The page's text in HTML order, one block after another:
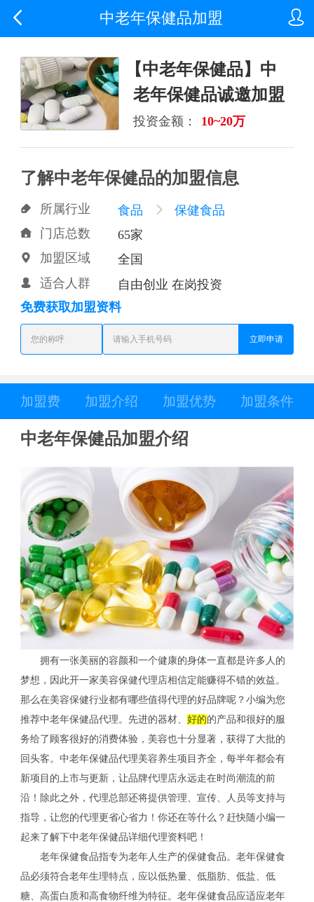

 中老年保健品加盟
【中老年保健品】中
老年保健品诚邀加盟
投资金额： 10~20万
了解中老年保健品的加盟信息
 所属行业 食品  保健食品
 门店总数 65家
 加盟区域 全国
 适合人群
自由创业 在岗投资
免费获取加盟资料
立即申请
加盟费 加盟介绍 加盟优势 加盟条件
中老年保健品加盟介绍
拥有一张美丽的容颜和一个健康的身体一直都是许多人的
梦想，因此开一家美容保健代理店相信定能赚得不错的效益。
那么在美容保健行业都有哪些值得代理的好品牌呢？小编为您
推荐中老年保健品代理。先进的器材、 好的的产品和很好的服
务给了顾客很好的消费体验，美容也十分显著，获得了大批的
回头客。中老年保健品代理美容养生项目齐全，每半年都会有
新项目的上市与更新，让品牌代理店永远走在时尚潮流的前
沿！除此之外，代理总部还将提供管理、宣传、人员等支持与
指导，让您的代理更省心省力！你还在等什么？赶快随小编一
起来了解下中老年保健品详细代理资料吧！
老年保健食品指专为老年人生产的保健食品。老年保健食
品必须符合老年生理特点，应以低热量、低脂肪、低盐、低
糖、高蛋白质和高食物纤维为特征。老年保健食品应适应老年